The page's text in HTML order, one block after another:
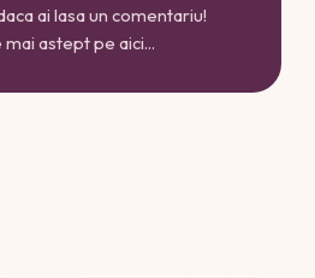
ai lasa un comentariu!
mai astept pe aici...